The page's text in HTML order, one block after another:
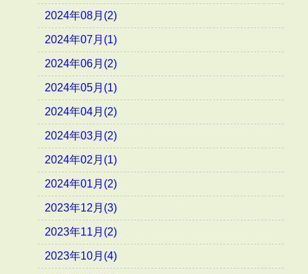
2024年08月(2)
2024年07月(1)
2024年06月(2)
2024年05月(1)
2024年04月(2)
2024年03月(2)
2024年02月(1)
2024年01月(2)
2023年12月(3)
2023年11月(2)
2023年10月(4)